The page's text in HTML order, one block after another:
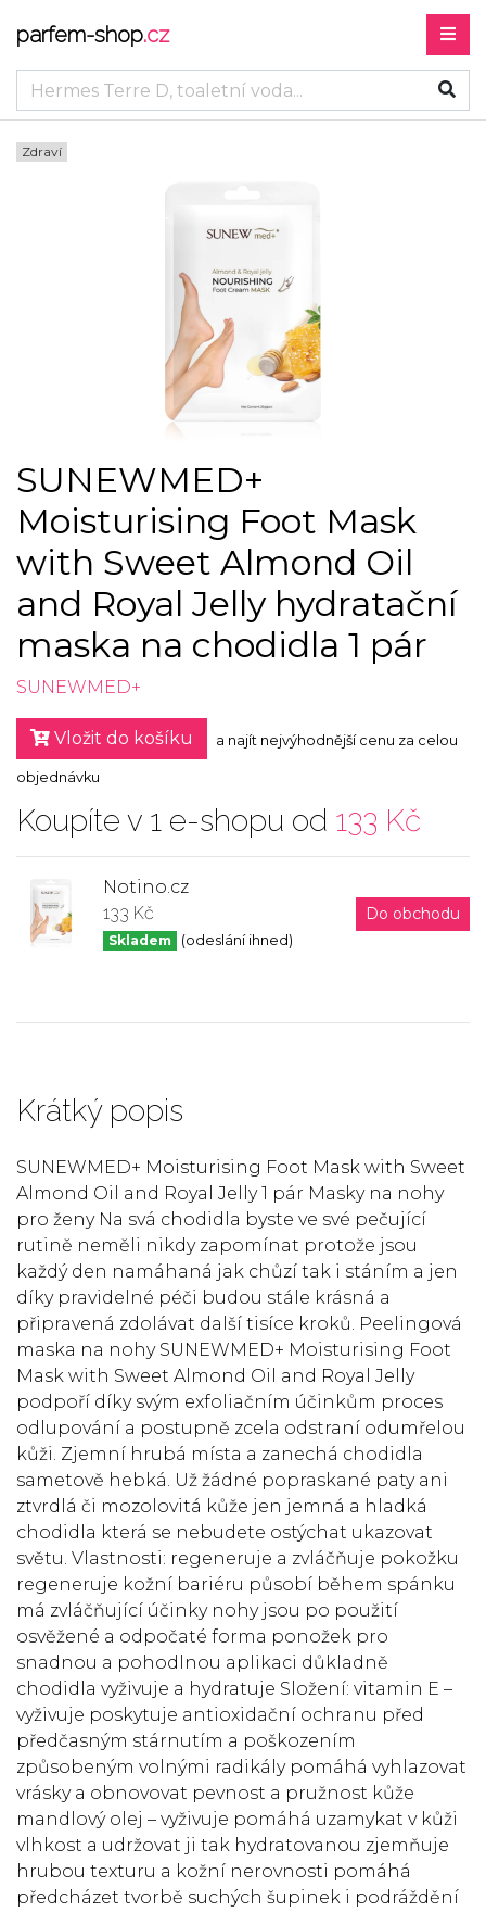
parfem-shop.cz
Zdraví
SUNEWMED+
Moisturising Foot Mask
with Sweet Almond Oil
and Royal Jelly hydratační
maska na chodidla 1 pár
SUNEWMED+
Vložit do košíku a najít nejvýhodnější cenu za celou
objednávku
Koupíte v 1 e-shopu od 133 Kč
Notino.cz
133 Kč
Skladem (odeslání ihned)
Do obchodu
Krátký popis
SUNEWMED+ Moisturising Foot Mask with Sweet
Almond Oil and Royal Jelly 1 pár Masky na nohy
pro ženy Na svá chodidla byste ve své pečující
rutině neměli nikdy zapomínat protože jsou
každý den namáhaná jak chůzí tak i stáním a jen
díky pravidelné péči budou stále krásná a
připravená zdolávat další tisíce kroků. Peelingová
maska na nohy SUNEWMED+ Moisturising Foot
Mask with Sweet Almond Oil and Royal Jelly
podpoří díky svým exfoliačním účinkům proces
odlupování a postupně zcela odstraní odumřelou
kůži. Zjemní hrubá místa a zanechá chodidla
sametově hebká. Už žádné popraskané paty ani
ztvrdlá či mozolovitá kůže jen jemná a hladká
chodidla která se nebudete ostýchat ukazovat
světu. Vlastnosti: regeneruje a zvláčňuje pokožku
regeneruje kožní bariéru působí během spánku
má zvláčňující účinky nohy jsou po použití
osvěžené a odpočaté forma ponožek pro
snadnou a pohodlnou aplikaci důkladně
chodidla vyživuje a hydratuje Složení: vitamin E –
vyživuje poskytuje antioxidační ochranu před
předčasným stárnutím a poškozením
způsobeným volnými radikály pomáhá vyhlazovat
vrásky a obnovovat pevnost a pružnost kůže
mandlový olej – vyživuje pomáhá uzamykat v kůži
vlhkost a udržovat ji tak hydratovanou zjemňuje
hrubou texturu a kožní nerovnosti pomáhá
předcházet tvorbě suchých šupinek i podráždění